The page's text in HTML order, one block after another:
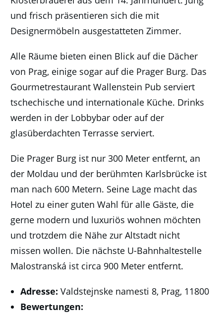
und frisch präsentieren sich die mit
Designermöbeln ausgestatteten Zimmer.
Alle Räume bieten einen Blick auf die Dächer
von Prag, einige sogar auf die Prager Burg. Das
Gourmetrestaurant Wallenstein Pub serviert
tschechische und internationale Küche. Drinks
werden in der Lobbybar oder auf der
glasüberdachten Terrasse serviert.
Die Prager Burg ist nur 300 Meter entfernt, an
der Moldau und der berühmten Karlsbrücke ist
man nach 600 Metern. Seine Lage macht das
Hotel zu einer guten Wahl für alle Gäste, die
gerne modern und luxuriös wohnen möchten
und trotzdem die Nähe zur Altstadt nicht
missen wollen. Die nächste U-Bahnhaltestelle
Malostranská ist circa 900 Meter entfernt.
Adresse: Valdstejnske namesti 8, Prag, 11800
Bewertungen: